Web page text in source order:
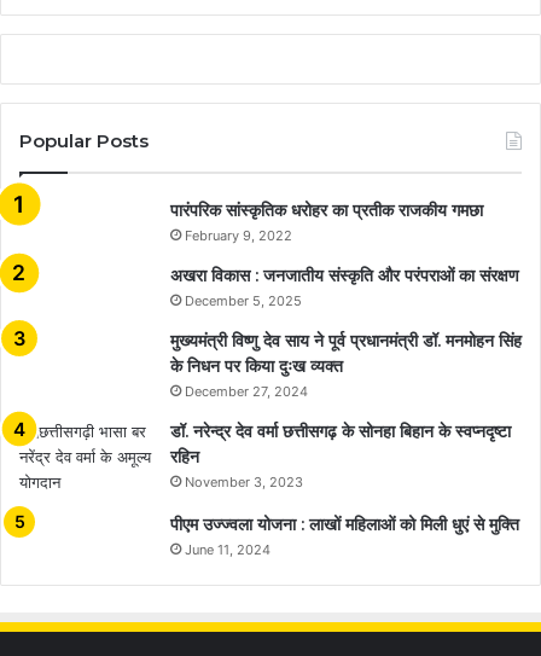
Popular Posts
​​​​​​​पारंपरिक सांस्कृतिक धरोहर का प्रतीक राजकीय गमछा
February 9, 2022
अखरा विकास : जनजातीय संस्कृति और परंपराओं का संरक्षण
December 5, 2025
मुख्यमंत्री विष्णु देव साय ने पूर्व प्रधानमंत्री डॉ. मनमोहन सिंह
के निधन पर किया दुःख व्यक्त
December 27, 2024
डॉ. नरेन्द्र देव वर्मा छत्तीसगढ़ के सोनहा बिहान के स्वप्नदृष्टा
रहिन
November 3, 2023
पीएम उज्ज्वला योजना : लाखों महिलाओं को मिली धुएं से मुक्ति
June 11, 2024